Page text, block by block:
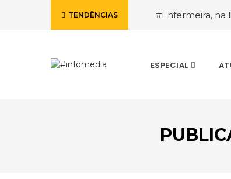
TENDÊNCIAS #Enfermeira, na
ESPECIAL